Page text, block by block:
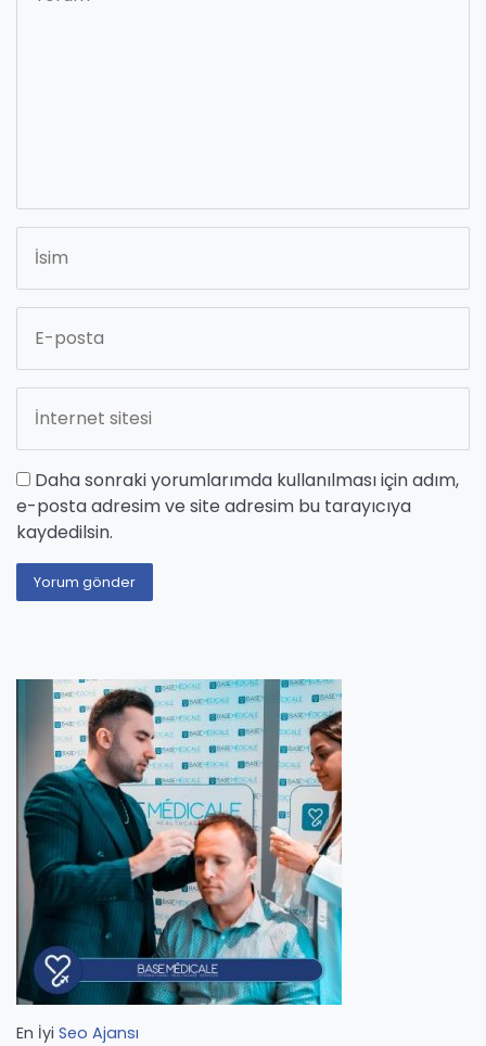
Daha sonraki yorumlarımda kullanılması için adım,
e-posta adresim ve site adresim bu tarayıcıya
kaydedilsin.
En İyi Seo Ajansı